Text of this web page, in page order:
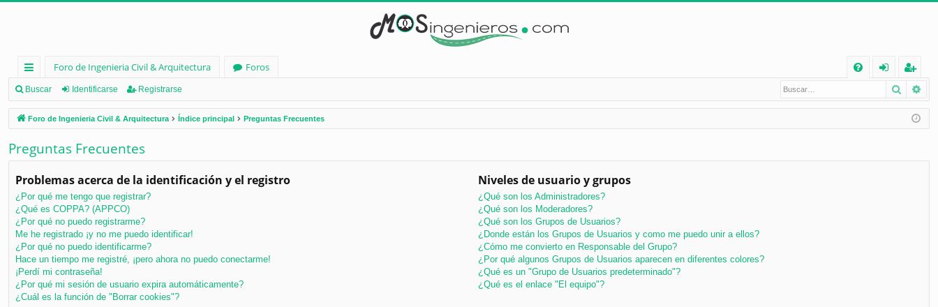
nl
ac
es
rá
pi
d
os
Foro de Ingenieria Civil & Arquitectura
Foros
Q
nt
ifi
eg
ist
ra
Buscar Identificarse Registrarse Buscar
Foro de Ingenieria Civil & Arquitectura Índice principal Preguntas Frecuentes
Preguntas Frecuentes
Problemas acerca de la identificación y el registro
¿Por qué me tengo que registrar?
¿Qué es COPPA? (APPCO)
¿Por qué no puedo registrarme?
Me he registrado ¡y no me puedo identificar!
¿Por qué no puedo identificarme?
Hace un tiempo me registré, ¡pero ahora no puedo conectarme!
¡Perdí mi contraseña!
¿Por qué mi sesión de usuario expira automáticamente?
¿Cuál es la función de "Borrar cookies"?
Niveles de usuario y grupos
¿Qué son los Administradores?
¿Qué son los Moderadores?
¿Qué son los Grupos de Usuarios?
¿Donde están los Grupos de Usuarios y como me puedo unir a ellos?
¿Cómo me convierto en Responsable del Grupo?
¿Por qué algunos Grupos de Usuarios aparecen en diferentes colores?
¿Qué es un "Grupo de Usuarios predeterminado"?
¿Qué es el enlace "El equipo"?